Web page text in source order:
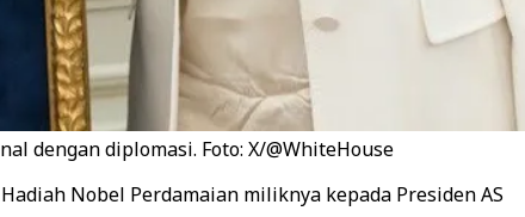
dengan diplomasi. Foto: X/@WhiteHouse
Nobel Perdamaian miliknya kepada Presiden AS